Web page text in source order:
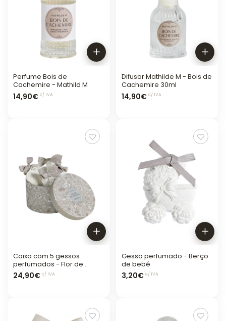
Perfume Bois de
Cachemire - Mathild M
14,90€ c/ IVA
Difusor Mathilde M - Bois de
Cachemire 30ml
14,90€ c/ IVA
Caixa com 5 gessos
perfumados - Flor de
Algodão
24,90€ c/ IVA
Gesso perfumado - Berço
de bebé
3,20€ c/ IVA